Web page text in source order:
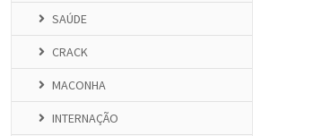
SAÚDE
CRACK
MACONHA
INTERNAÇÃO